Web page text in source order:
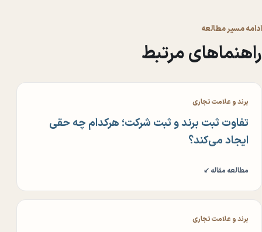
ادامه مسیر مطالعه
راهنماهای مرتبط
برند و علامت تجاری
تفاوت ثبت برند و ثبت شرکت؛ هرکدام چه حقی
ایجاد می‌کند؟
مطالعه مقاله ↙
برند و علامت تجاری